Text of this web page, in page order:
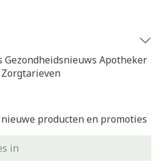
Gezondheidsnieuws Apotheker
Zorgtarieven
producten en promoties